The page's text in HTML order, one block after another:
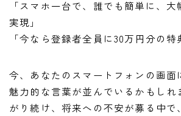
「スマホ一台で、誰でも簡単に、
実現」
「今なら登録者全員に30万円分の特
今、あなたのスマートフォンの画面
魅力的な言葉が並んでいるかもしれ
がり続け、将来への不安が募る中で